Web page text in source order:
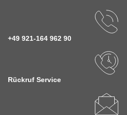
+49 921-164 962 90
Rückruf Service